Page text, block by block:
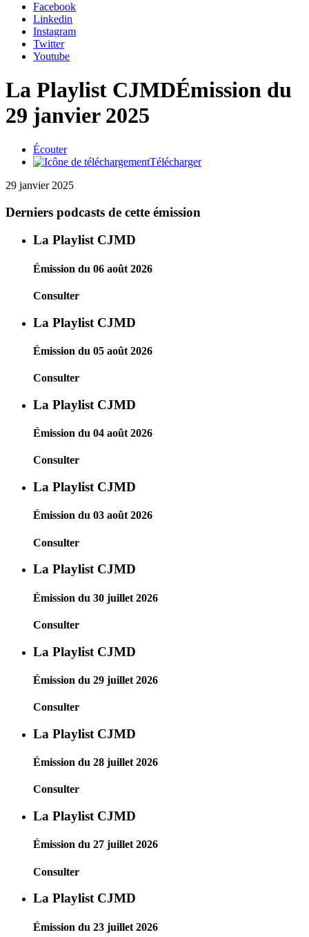
Facebook
Linkedin
Instagram
Twitter
Youtube
La Playlist CJMDÉmission du
29 janvier 2025
Écouter
Télécharger
29 janvier 2025
Derniers podcasts de cette émission
La Playlist CJMD
Émission du 06 août 2026
Consulter
La Playlist CJMD
Émission du 05 août 2026
Consulter
La Playlist CJMD
Émission du 04 août 2026
Consulter
La Playlist CJMD
Émission du 03 août 2026
Consulter
La Playlist CJMD
Émission du 30 juillet 2026
Consulter
La Playlist CJMD
Émission du 29 juillet 2026
Consulter
La Playlist CJMD
Émission du 28 juillet 2026
Consulter
La Playlist CJMD
Émission du 27 juillet 2026
Consulter
La Playlist CJMD
Émission du 23 juillet 2026